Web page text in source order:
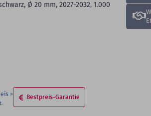
Ø 20 mm, 2027-2032, 1.000
Bestpreis-Garantie